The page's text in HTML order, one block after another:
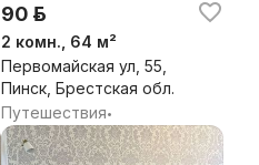
90 р.
2 комн., 64 м²
Первомайская ул, 55,
Пинск, Брестская обл.
Путешествия•